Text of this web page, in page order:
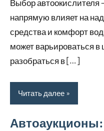
2025
Выбор автоокислителя
напрямую влияет на
средства и комфорт
может варьироваться
разобраться в […]
Читать далее